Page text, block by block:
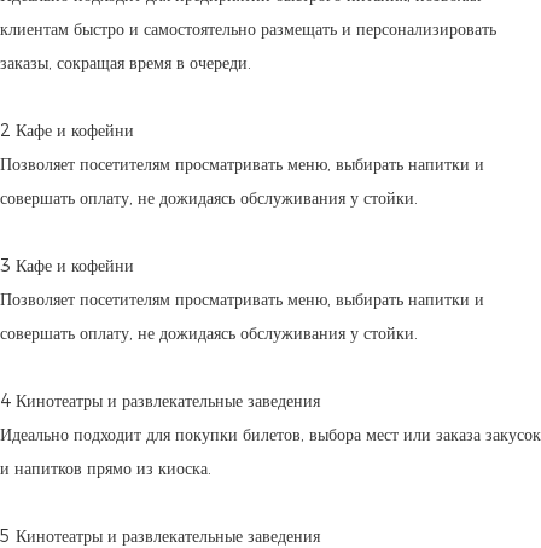
клиентам быстро и самостоятельно размещать и персонализировать
заказы, сокращая время в очереди.
2 Кафе и кофейни
Позволяет посетителям просматривать меню, выбирать напитки и
совершать оплату, не дожидаясь обслуживания у стойки.
3 Кафе и кофейни
Позволяет посетителям просматривать меню, выбирать напитки и
совершать оплату, не дожидаясь обслуживания у стойки.
4 Кинотеатры и развлекательные заведения
Идеально подходит для покупки билетов, выбора мест или заказа закусок
и напитков прямо из киоска.
5 Кинотеатры и развлекательные заведения